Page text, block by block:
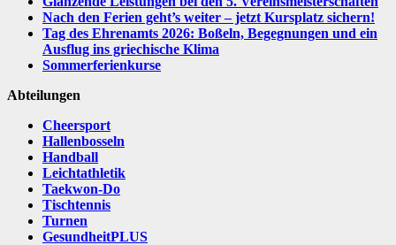
Nach den Ferien geht’s weiter – jetzt Kursplatz sichern!
Tag des Ehrenamts 2026: Boßeln, Begegnungen und ein
Ausflug ins griechische Klima
Sommerferienkurse
Abteilungen
Cheersport
Hallenbosseln
Handball
Leichtathletik
Taekwon-Do
Tischtennis
Turnen
GesundheitPLUS